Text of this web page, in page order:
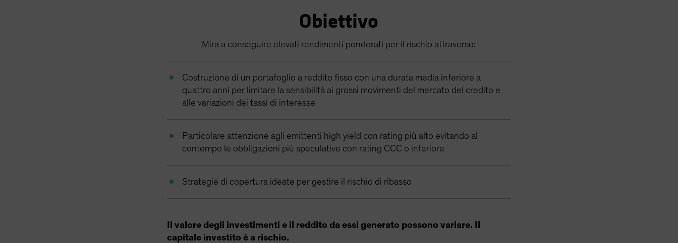
Obiettivo
Mira a conseguire elevati rendimenti ponderati per il rischio attraverso:
Costruzione di un portafoglio a reddito fisso con una durata media inferiore a
quattro anni per limitare la sensibilità ai grossi movimenti del mercato del credito e
alle variazioni dei tassi di interesse
Particolare attenzione agli emittenti high yield con rating più alto evitando al
contempo le obbligazioni più speculative con rating CCC o inferiore
Strategie di copertura ideate per gestire il rischio di ribasso
Il valore degli investimenti e il reddito da essi generato possono variare. Il
capitale investito è a rischio.